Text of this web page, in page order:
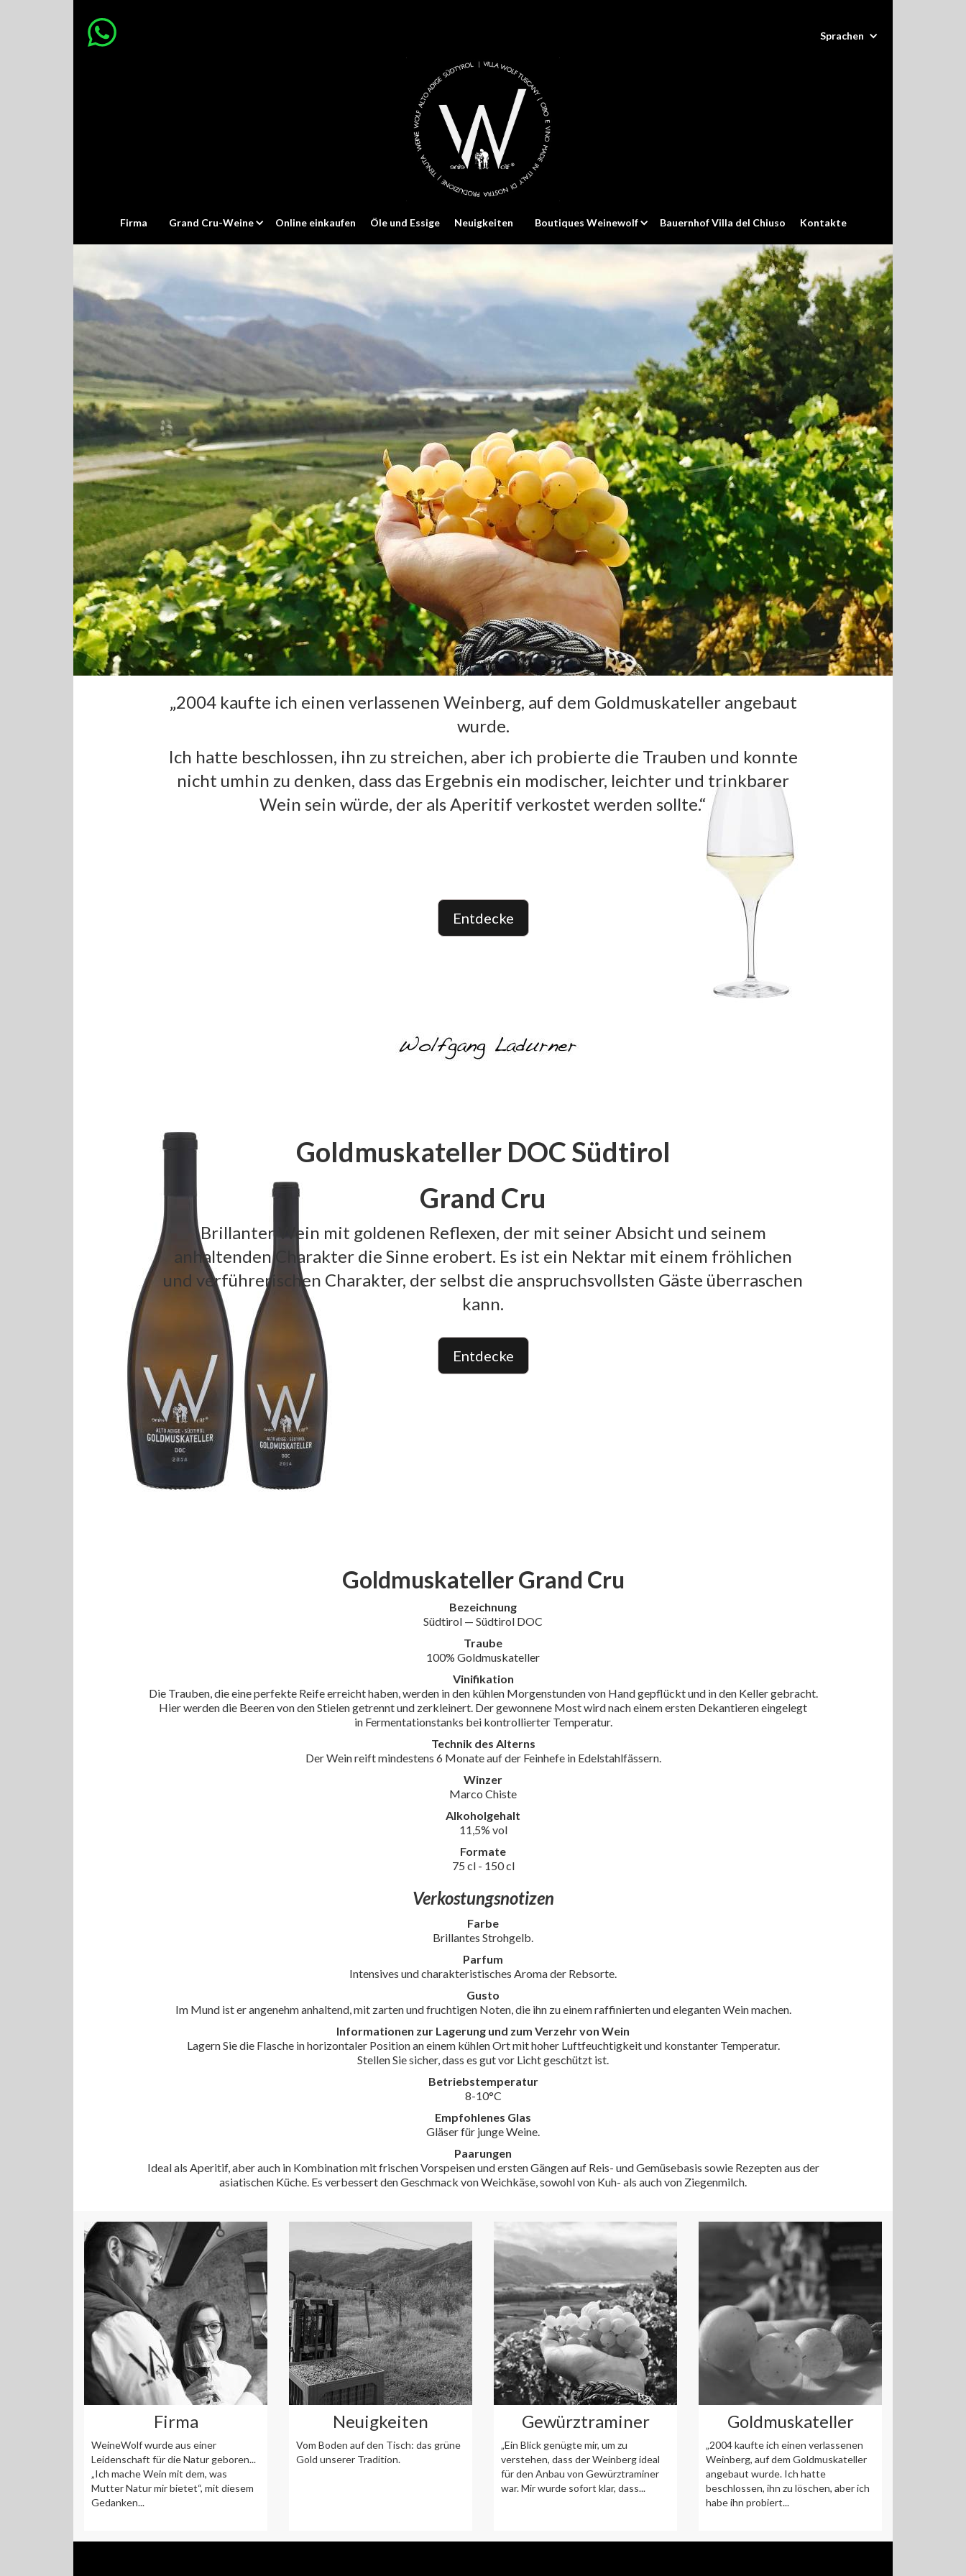
Sprachen
Firma Grand Cru-Weine Online einkaufen Öle und Essige Neuigkeiten Boutiques Weinewolf Bauernhof Villa del Chiuso Kontakte
„2004 kaufte ich einen verlassenen Weinberg, auf dem Goldmuskateller angebaut
wurde.
Ich hatte beschlossen, ihn zu streichen, aber ich probierte die Trauben und konnte
nicht umhin zu denken, dass das Ergebnis ein modischer, leichter und trinkbarer
Wein sein würde, der als Aperitif verkostet werden sollte.“
Entdecke
Goldmuskateller DOC Südtirol
Grand Cru
Brillanter Wein mit goldenen Reflexen, der mit seiner Absicht und seinem
anhaltenden Charakter die Sinne erobert. Es ist ein Nektar mit einem fröhlichen
und verführerischen Charakter, der selbst die anspruchsvollsten Gäste überraschen
kann.
Entdecke
Goldmuskateller Grand Cru
Bezeichnung
Südtirol — Südtirol DOC
Traube
100% Goldmuskateller
Vinifikation
Die Trauben, die eine perfekte Reife erreicht haben, werden in den kühlen Morgenstunden von Hand gepflückt und in den Keller gebracht.
Hier werden die Beeren von den Stielen getrennt und zerkleinert. Der gewonnene Most wird nach einem ersten Dekantieren eingelegt
in Fermentationstanks bei kontrollierter Temperatur.
Technik des Alterns
Der Wein reift mindestens 6 Monate auf der Feinhefe in Edelstahlfässern.
Winzer
Marco Chiste
Alkoholgehalt
11,5% vol
Formate
75 cl - 150 cl
Verkostungsnotizen
Farbe
Brillantes Strohgelb.
Parfum
Intensives und charakteristisches Aroma der Rebsorte.
Gusto
Im Mund ist er angenehm anhaltend, mit zarten und fruchtigen Noten, die ihn zu einem raffinierten und eleganten Wein machen.
Informationen zur Lagerung und zum Verzehr von Wein
Lagern Sie die Flasche in horizontaler Position an einem kühlen Ort mit hoher Luftfeuchtigkeit und konstanter Temperatur.
Stellen Sie sicher, dass es gut vor Licht geschützt ist.
Betriebstemperatur
8-10°C
Empfohlenes Glas
Gläser für junge Weine.
Paarungen
Ideal als Aperitif, aber auch in Kombination mit frischen Vorspeisen und ersten Gängen auf Reis- und Gemüsebasis sowie Rezepten aus der
asiatischen Küche. Es verbessert den Geschmack von Weichkäse, sowohl von Kuh- als auch von Ziegenmilch.
Firma
WeineWolf wurde aus einer
Leidenschaft für die Natur geboren...
„Ich mache Wein mit dem, was
Mutter Natur mir bietet“, mit diesem
Gedanken...
Neuigkeiten
Vom Boden auf den Tisch: das grüne
Gold unserer Tradition.
Gewürztraminer
„Ein Blick genügte mir, um zu
verstehen, dass der Weinberg ideal
für den Anbau von Gewürztraminer
war. Mir wurde sofort klar, dass...
Goldmuskateller
„2004 kaufte ich einen verlassenen
Weinberg, auf dem Goldmuskateller
angebaut wurde. Ich hatte
beschlossen, ihn zu löschen, aber ich
habe ihn probiert...